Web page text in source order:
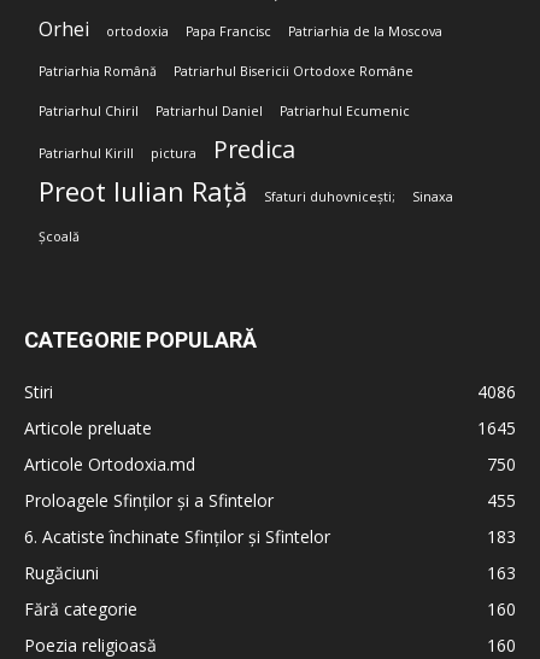
Orhei ortodoxia Papa Francisc Patriarhia de la Moscova
Patriarhia Română Patriarhul Bisericii Ortodoxe Române
Patriarhul Chiril Patriarhul Daniel Patriarhul Ecumenic
Patriarhul Kirill pictura Predica
Preot Iulian Rață Sfaturi duhovnicești; Sinaxa
Școală
CATEGORIE POPULARĂ
Stiri
4086
Articole preluate
1645
Articole Ortodoxia.md
750
Proloagele Sfinților și a Sfintelor
455
6. Acatiste închinate Sfinților și Sfintelor
183
Rugăciuni
163
Fără categorie
160
Poezia religioasă
160